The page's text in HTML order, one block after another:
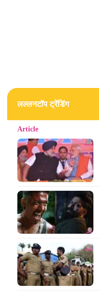
लल्लनटॉप ट्रेंडिंग
Article